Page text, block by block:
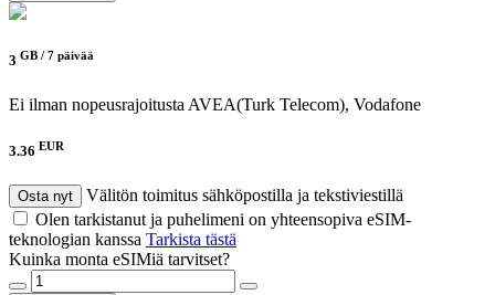
3 GB / 7 päivää
Ei ilman nopeusrajoitusta AVEA(Turk Telecom), Vodafone
3.36 EUR
Osta nyt
Välitön toimitus sähköpostilla ja tekstiviestillä
Olen tarkistanut ja puhelimeni on yhteensopiva eSIM-
teknologian kanssa Tarkista tästä
Kuinka monta eSIMiä tarvitset?